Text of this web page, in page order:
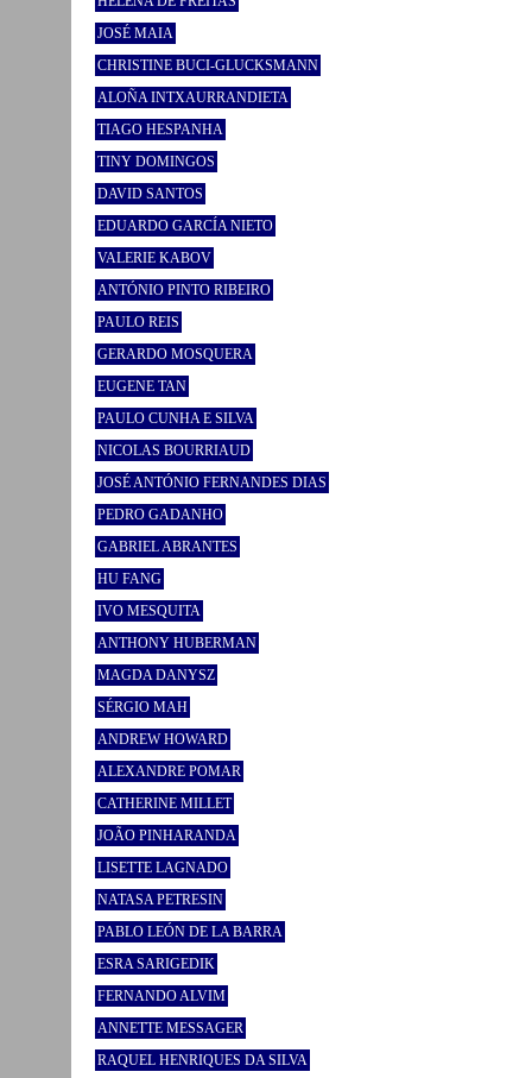
JOSÉ MAIA
CHRISTINE BUCI-GLUCKSMANN
ALOÑA INTXAURRANDIETA
TIAGO HESPANHA
TINY DOMINGOS
DAVID SANTOS
EDUARDO GARCÍA NIETO
VALERIE KABOV
ANTÓNIO PINTO RIBEIRO
PAULO REIS
GERARDO MOSQUERA
EUGENE TAN
PAULO CUNHA E SILVA
NICOLAS BOURRIAUD
JOSÉ ANTÓNIO FERNANDES DIAS
PEDRO GADANHO
GABRIEL ABRANTES
HU FANG
IVO MESQUITA
ANTHONY HUBERMAN
MAGDA DANYSZ
SÉRGIO MAH
ANDREW HOWARD
ALEXANDRE POMAR
CATHERINE MILLET
JOÃO PINHARANDA
LISETTE LAGNADO
NATASA PETRESIN
PABLO LEÓN DE LA BARRA
ESRA SARIGEDIK
FERNANDO ALVIM
ANNETTE MESSAGER
RAQUEL HENRIQUES DA SILVA